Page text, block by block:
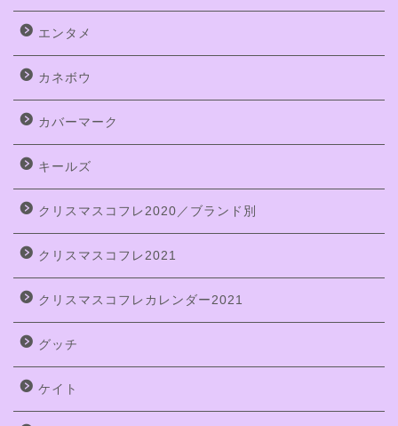
エンタメ
カネボウ
カバーマーク
キールズ
クリスマスコフレ2020／ブランド別
クリスマスコフレ2021
クリスマスコフレカレンダー2021
グッチ
ケイト